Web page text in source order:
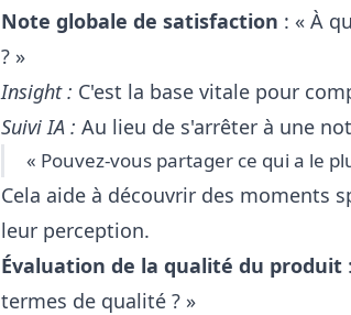
Note globale de satisfaction : « À
? »
Insight : C'est la base vitale pour
Suivi IA : Au lieu de s'arrêter à une
« Pouvez-vous partager ce qui a le
Cela aide à découvrir des
leur perception.
Évaluation de la qualité du produit
termes de qualité ? »